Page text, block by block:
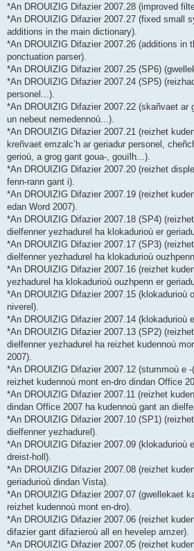
*An DROUIZIG Difazier 2007.28 (improved
*An DROUIZIG Difazier 2007.27 (fixed small
additions in the main dictionary).
*An DROUIZIG Difazier 2007.26 (additions in
ponctuation parser).
*An DROUIZIG Difazier 2007.25 (SP6)
*An DROUIZIG Difazier 2007.24 (SP5)
personel...).
*An DROUIZIG Difazier 2007.22 (skañvaet ar
un nebeut nemedennoù...).
*An DROUIZIG Difazier 2007.21 (reizhet
kreñvaet emzalc’h ar geriadur personel,
gerioù, a grog gant goua-, gouïlh...).
*An DROUIZIG Difazier 2007.20 (reizhet
fenn-rann gant i).
*An DROUIZIG Difazier 2007.19 (reizhet
edan Word 2007).
*An DROUIZIG Difazier 2007.18 (SP4)
dielfenner yezhadurel ha klokadurioù er
*An DROUIZIG Difazier 2007.17 (SP3)
dielfenner yezhadurel ha klokadurioù
*An DROUIZIG Difazier 2007.16 (reizhet
yezhadurel ha klokadurioù ouzhpenn er
*An DROUIZIG Difazier 2007.15 (klokadurioù
niverel).
*An DROUIZIG Difazier 2007.14 (klokadurioù
*An DROUIZIG Difazier 2007.13 (SP2)
dielfenner yezhadurel ha reizhet kudennoù
2007).
*An DROUIZIG Difazier 2007.12 (stummoù e
reizhet kudennoù mont en-dro dindan Office
*An DROUIZIG Difazier 2007.11 (reizhet
dindan Office 2007 ha kudennoù gant an
*An DROUIZIG Difazier 2007.10 (SP1)
dielfenner yezhadurel).
*An DROUIZIG Difazier 2007.09 (klokadurioù
dreist-holl).
*An DROUIZIG Difazier 2007.08 (reizhet
geriadurioù dindan Vista).
*An DROUIZIG Difazier 2007.07 (gwellekaet
reizhet kudennoù mont en-dro).
*An DROUIZIG Difazier 2007.06 (reizhet
difazier gant difazieroù all en hevelep amzer).
*An DROUIZIG Difazier 2007.05 (reizhet